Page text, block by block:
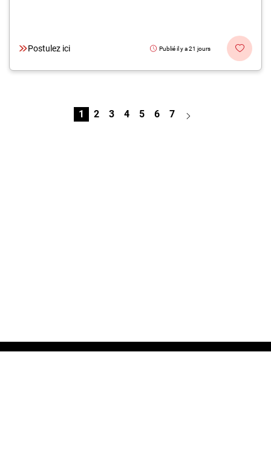
Postulez ici Publié il y a 21 jours
1 2 3 4 5 6 7